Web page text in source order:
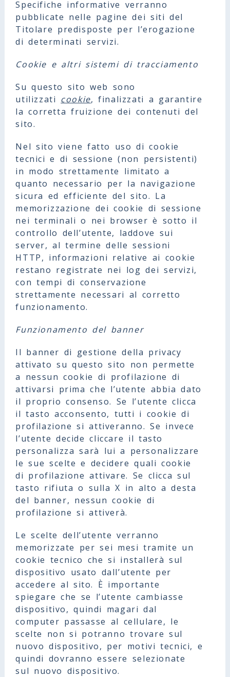
Specifiche informative verranno
pubblicate nelle pagine dei siti del
Titolare predisposte per l’erogazione
di determinati servizi.
Cookie e altri sistemi di tracciamento
Su questo sito web sono
utilizzati cookie, finalizzati a garantire
la corretta fruizione dei contenuti del
sito.
Nel sito viene fatto uso di cookie
tecnici e di sessione (non persistenti)
in modo strettamente limitato a
quanto necessario per la navigazione
sicura ed efficiente del sito. La
memorizzazione dei cookie di sessione
nei terminali o nei browser è sotto il
controllo dell’utente, laddove sui
server, al termine delle sessioni
HTTP, informazioni relative ai cookie
restano registrate nei log dei servizi,
con tempi di conservazione
strettamente necessari al corretto
funzionamento.
Funzionamento del banner
Il banner di gestione della privacy
attivato su questo sito non permette
a nessun cookie di profilazione di
attivarsi prima che l’utente abbia dato
il proprio consenso. Se l’utente clicca
il tasto acconsento, tutti i cookie di
profilazione si attiveranno. Se invece
l’utente decide cliccare il tasto
personalizza sarà lui a personalizzare
le sue scelte e decidere quali cookie
di profilazione attivare. Se clicca sul
tasto rifiuta o sulla X in alto a desta
del banner, nessun cookie di
profilazione si attiverà.
Le scelte dell’utente verranno
memorizzate per sei mesi tramite un
cookie tecnico che si installerà sul
dispositivo usato dall’utente per
accedere al sito. È importante
spiegare che se l’utente cambiasse
dispositivo, quindi magari dal
computer passasse al cellulare, le
scelte non si potranno trovare sul
nuovo dispositivo, per motivi tecnici, e
quindi dovranno essere selezionate
sul nuovo dispositivo.